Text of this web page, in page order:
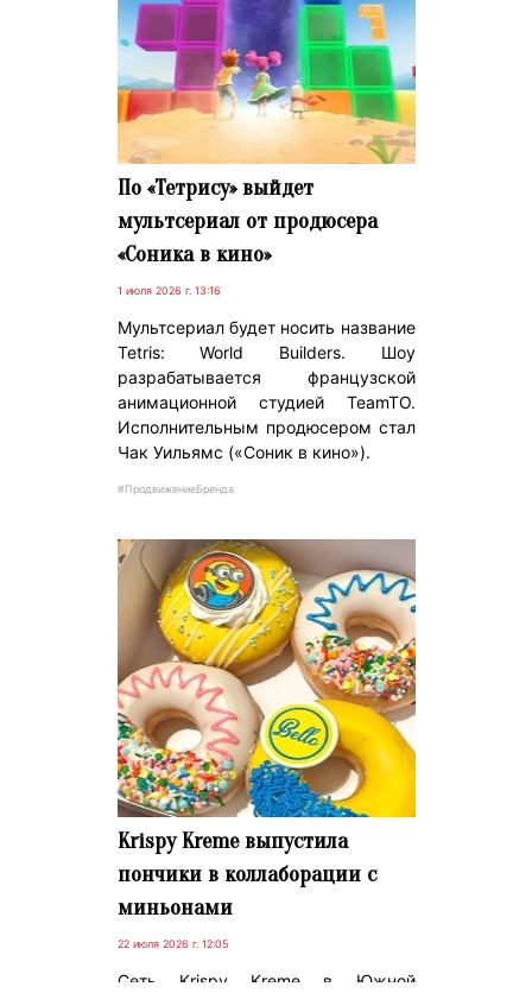
По «Тетрису» выйдет
мультсериал от продюсера
«Соника в кино»
1 июля 2026 г. 13:16
Мультсериал будет носить название
Tetris: World Builders. Шоу
разрабатывается французской
анимационной студией TeamTO.
Исполнительным продюсером стал
Чак Уильямс («Соник в кино»).
#ПродвижениеБренда
Krispy Kreme выпустила
пончики в коллаборации с
миньонами
22 июля 2026 г. 12:05
Сеть Krispy Kreme в Южной